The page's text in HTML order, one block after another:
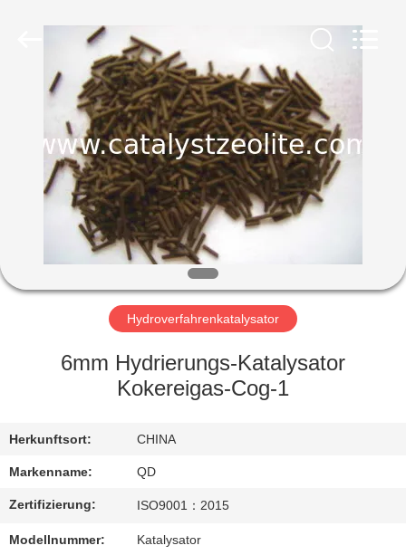
HAUS
PRODUKTE
ÜBER
FABRIK-
AUSFLUG
QUALITÄTSKONTROLLE
TRETEN
SIE
MIT
UNS
Hydroverfahrenkatalysator
6mm Hydrierungs-Katalysator
Kokereigas-Cog-1
Herkunftsort: CHINA
Markenname: QD
Zertifizierung: ISO9001：2015
Modellnummer: Katalysator